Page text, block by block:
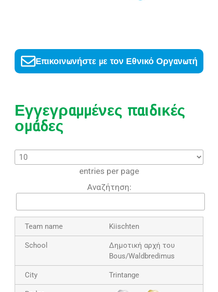
Επικοινωνήστε με τον Εθνικό Οργανωτή
Εγγεγραμμένες παιδικές
ομάδες
entries per page
Αναζήτηση:
Kiischten
Δημοτική αρχή του
Bous/Waldbredimus
Trintange